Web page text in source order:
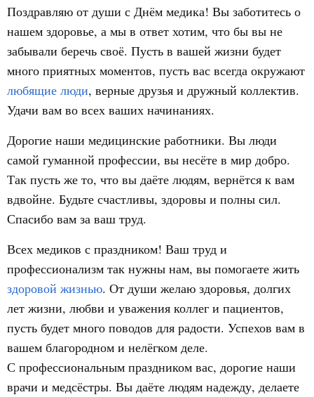
Поздравляю от души с Днём медика! Вы заботитесь о
нашем здоровье, а мы в ответ хотим, что бы вы не
забывали беречь своё. Пусть в вашей жизни будет
много приятных моментов, пусть вас всегда окружают
любящие люди, верные друзья и дружный коллектив.
Удачи вам во всех ваших начинаниях.
Дорогие наши медицинские работники. Вы люди
самой гуманной профессии, вы несёте в мир добро.
Так пусть же то, что вы даёте людям, вернётся к вам
вдвойне. Будьте счастливы, здоровы и полны сил.
Спасибо вам за ваш труд.
Всех медиков с праздником! Ваш труд и
профессионализм так нужны нам, вы помогаете жить
здоровой жизнью. От души желаю здоровья, долгих
лет жизни, любви и уважения коллег и пациентов,
пусть будет много поводов для радости. Успехов вам в
вашем благородном и нелёгком деле.
С профессиональным праздником вас, дорогие наши
врачи и медсёстры. Вы даёте людям надежду, делаете